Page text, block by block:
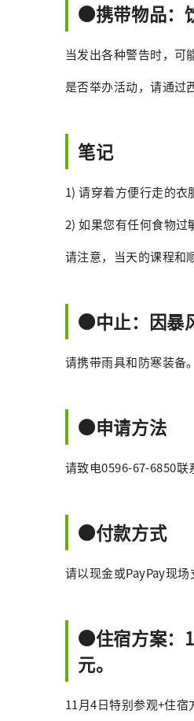
●携带物品：
当发出各种警告时，可
是否举办活动，请通过
笔记
1) 请穿着方便行走的衣
2) 如果您有任何食物过
请注意，当天的课程和
●中止：因暴
请携带雨具和防寒装备。
●申请方法
请致电0596-67-6850联
●付款方式
请以现金或PayPay现场
●住宿方案：
元。
11月4日特别参观+住